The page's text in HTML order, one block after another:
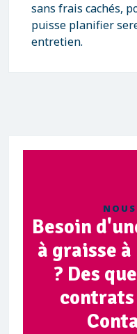
sans frais cachés,
puisse planifier
entretien.
Besoin
à graisse
? Des